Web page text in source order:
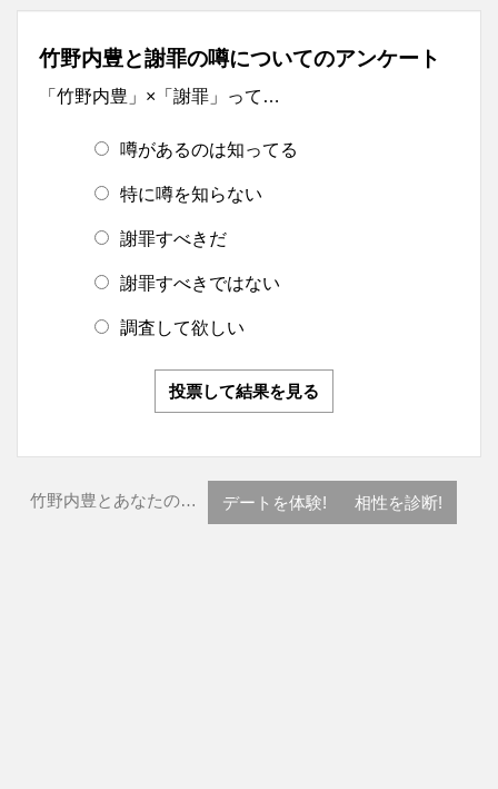
竹野内豊と謝罪の噂についてのアンケート
「竹野内豊」×「謝罪」って…
噂があるのは知ってる
特に噂を知らない
謝罪すべきだ
謝罪すべきではない
調査して欲しい
投票して結果を見る
竹野内豊とあなたの… デートを体験! 相性を診断!